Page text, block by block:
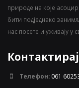
природе на које
бити подједнако
нас посете и уживају у
Телефон: 061